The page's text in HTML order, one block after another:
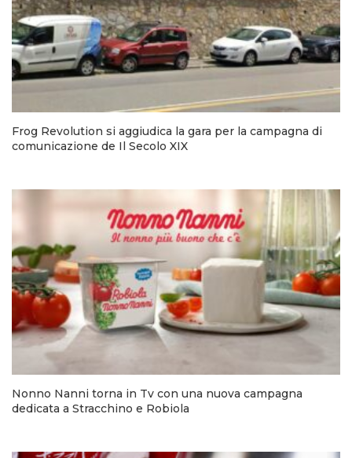
Frog Revolution si aggiudica la gara per la campagna di
comunicazione de Il Secolo XIX
Nonno Nanni torna in Tv con una nuova campagna
dedicata a Stracchino e Robiola